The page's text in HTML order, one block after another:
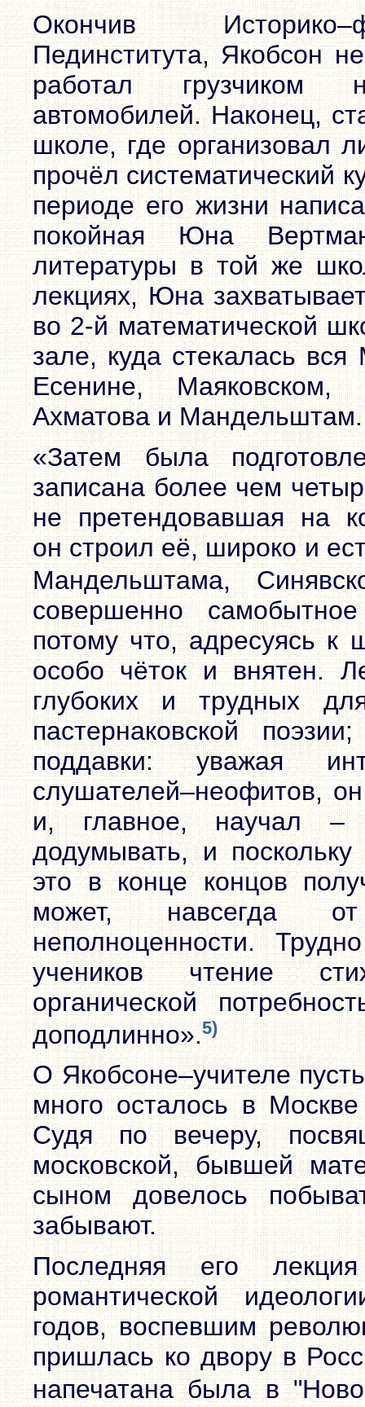
Окончив
Пединститута, Якобсон
работал грузчиком
автомобилей. Наконец,
школе, где организовал
прочёл систематический
периоде его жизни
покойная Юна
литературы в той же
лекциях, Юна
во 2-й математической
зале, куда стекалась
Есенине, Маяковском,
Ахматова и Мандельштам.
«Затем была
записана более чем
не претендовавшая на
он строил её, широко и
Мандельштама,
совершенно
потому что, адресуясь к
особо чёток и внятен.
глубоких и трудных
пастернаковской
поддавки: уважая
слушателей–неофитов,
и, главное, научал –
додумывать, и
это в конце концов
может, навсегда от
неполноценности.
учеников чтение
органической
доподлинно».5)
О Якобсоне–учителе
много осталось в
Судя по вечеру,
московской, бывшей
сыном довелось
забывают.
Последняя его
романтической
годов, воспевшим
пришлась ко двору в
напечатана была в